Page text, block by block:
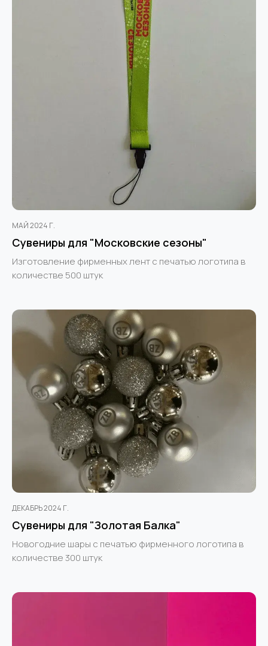
МАЙ 2024 Г.
Сувениры для "Московские сезоны"
Изготовление фирменных лент с печатью логотипа в
количестве 500 штук
ДЕКАБРЬ 2024 Г.
Сувениры для "Золотая Балка"
Новогодние шары с печатью фирменного логотипа в
количестве 300 штук